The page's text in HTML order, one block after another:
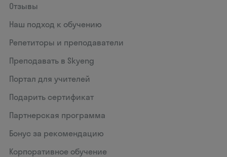
Отзывы
Наш подход к обучению
Репетиторы и преподаватели
Преподавать в Skyeng
Портал для учителей
Подарить сертификат
Партнерская программа
Бонус за рекомендацию
Корпоративное обучение